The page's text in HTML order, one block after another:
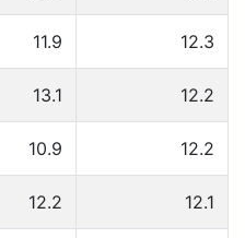
11.9 12.3
13.1 12.2
10.9 12.2
12.2 12.1